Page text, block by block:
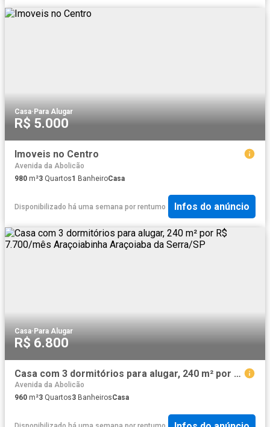
Casa· Para Alugar
R$ 5.000
Imoveis no Centro
Avenida da Abolicão
980 m²3 Quartos1 BanheiroCasa
Disponibilizado há uma semana por rentumo Infos do anúncio
Casa·Para Alugar
R$ 6.800
Casa com 3 dormitórios para alugar, 240 m² por R$ 7.700/mês Araçoiabinha Araçoiaba da Serra/SP
Avenida da Abolicão
960 m²3 Quartos3 BanheirosCasa